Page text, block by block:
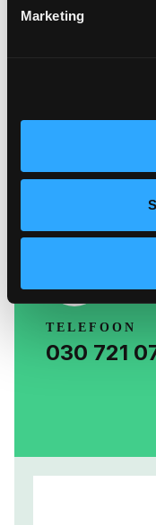
Marketing
Zo ver
E-MAIL
TELEFOON
030 721